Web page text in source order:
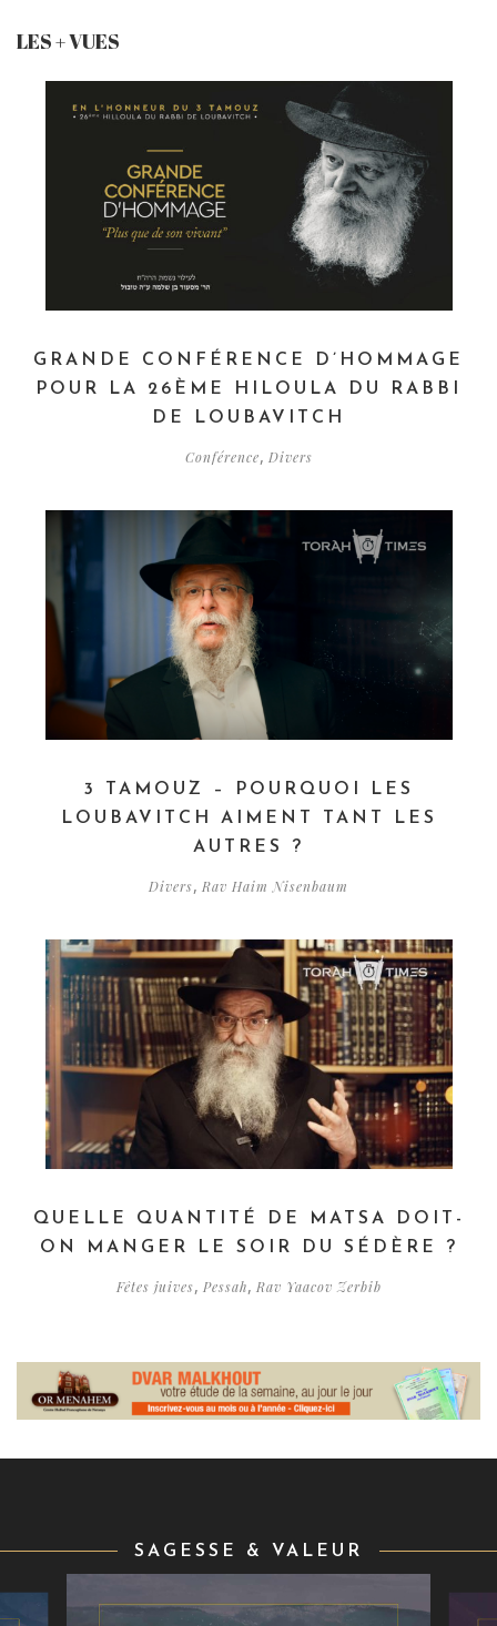
LES + VUES
GRANDE CONFÉRENCE D’HOMMAGE
POUR LA 26ÈME HILOULA DU RABBI
DE LOUBAVITCH
Conférence, Divers
3 TAMOUZ – POURQUOI LES
LOUBAVITCH AIMENT TANT LES
AUTRES ?
Divers, Rav Haim Nisenbaum
QUELLE QUANTITÉ DE MATSA DOIT-
ON MANGER LE SOIR DU SÉDÈRE ?
Fêtes juives, Pessah, Rav Yaacov Zerbib
SAGESSE & VALEUR